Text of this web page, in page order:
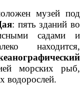
музей под
: пять зданий во
садами и
находится,
морских рыб,
водорослей.